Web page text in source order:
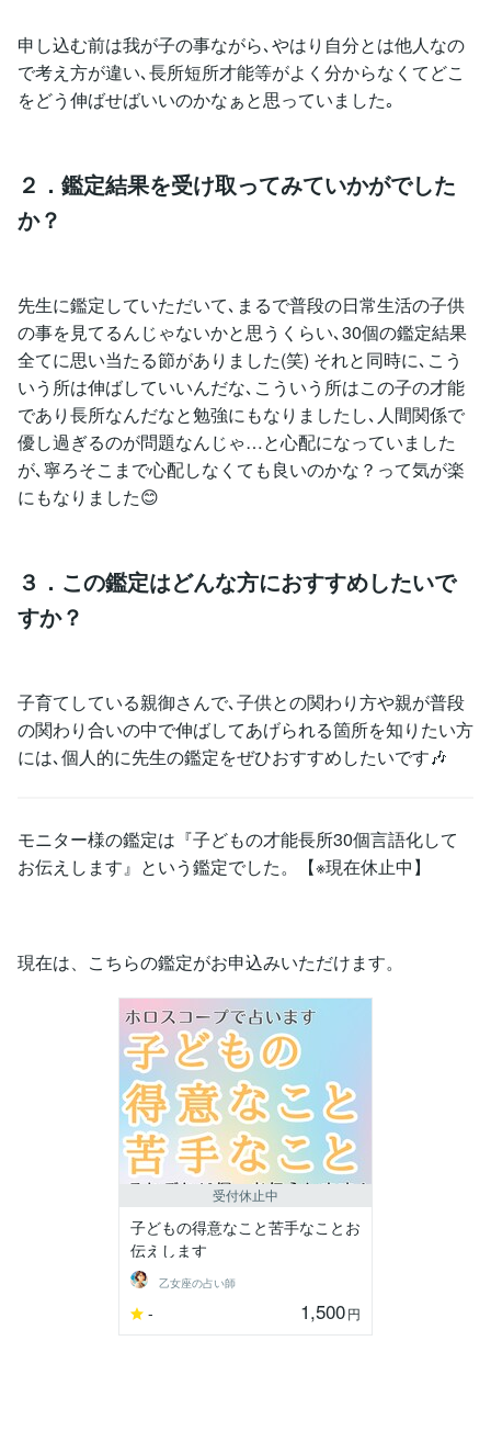
申し込む前は我が子の事ながら､やはり自分とは他人なの
で考え方が違い､長所短所才能等がよく分からなくてどこ
をどう伸ばせばいいのかなぁと思っていました｡
２．鑑定結果を受け取ってみていかがでした
か？
先生に鑑定していただいて､まるで普段の日常生活の子供
の事を見てるんじゃないかと思うくらい､30個の鑑定結果
全てに思い当たる節がありました(笑) それと同時に､こう
いう所は伸ばしていいんだな､こういう所はこの子の才能
であり長所なんだなと勉強にもなりましたし､人間関係で
優し過ぎるのが問題なんじゃ…と心配になっていました
が､寧ろそこまで心配しなくても良いのかな？って気が楽
にもなりました😊
３．この鑑定はどんな方におすすめしたいで
すか？
子育てしている親御さんで､子供との関わり方や親が普段
の関わり合いの中で伸ばしてあげられる箇所を知りたい方
には､個人的に先生の鑑定をぜひおすすめしたいです🎶
モニター様の鑑定は『子どもの才能長所30個言語化して
お伝えします』という鑑定でした。【※現在休止中】
現在は、こちらの鑑定がお申込みいただけます。
受付休止中
子どもの得意なこと苦手なことお
伝えします
乙女座の占い師
- 1,500円